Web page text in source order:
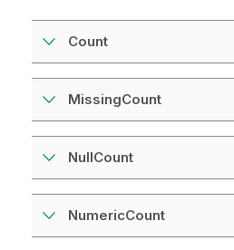
Count
MissingCount
NullCount
NumericCount